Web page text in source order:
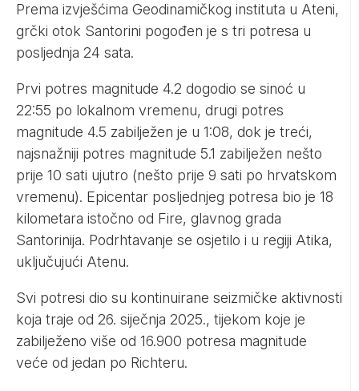
Prema izvješćima Geodinamičkog instituta u Ateni,
grčki otok Santorini pogođen je s tri potresa u
posljednja 24 sata.
Prvi potres magnitude 4.2 dogodio se sinoć u
22:55 po lokalnom vremenu, drugi potres
magnitude 4.5 zabilježen je u 1:08, dok je treći,
najsnažniji potres magnitude 5.1 zabilježen nešto
prije 10 sati ujutro (nešto prije 9 sati po hrvatskom
vremenu). Epicentar posljednjeg potresa bio je 18
kilometara istočno od Fire, glavnog grada
Santorinija. Podrhtavanje se osjetilo i u regiji Atika,
uključujući Atenu.
Svi potresi dio su kontinuirane seizmičke aktivnosti
koja traje od 26. siječnja 2025., tijekom koje je
zabilježeno više od 16.900 potresa magnitude
veće od jedan po Richteru.